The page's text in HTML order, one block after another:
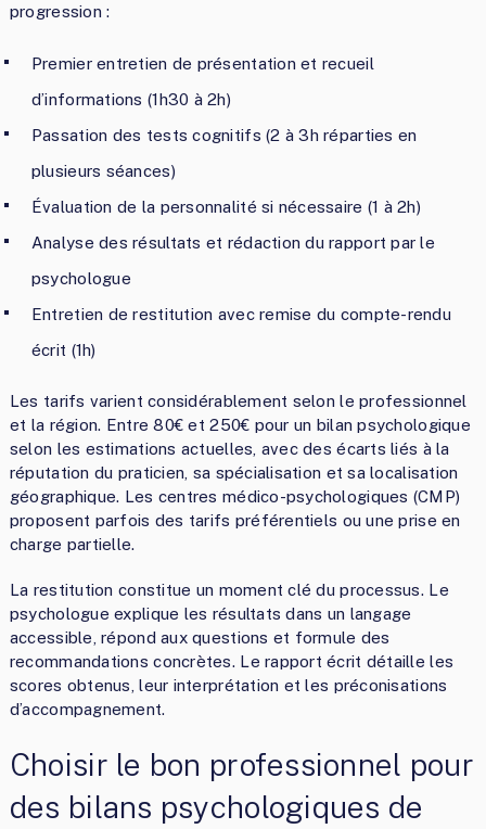
progression :
Premier entretien de présentation et recueil
d’informations (1h30 à 2h)
Passation des tests cognitifs (2 à 3h réparties en
plusieurs séances)
Évaluation de la personnalité si nécessaire (1 à 2h)
Analyse des résultats et rédaction du rapport par le
psychologue
Entretien de restitution avec remise du compte-rendu
écrit (1h)
Les tarifs varient considérablement selon le professionnel
et la région. Entre 80€ et 250€ pour un bilan psychologique
selon les estimations actuelles, avec des écarts liés à la
réputation du praticien, sa spécialisation et sa localisation
géographique. Les centres médico-psychologiques (CMP)
proposent parfois des tarifs préférentiels ou une prise en
charge partielle.
La restitution constitue un moment clé du processus. Le
psychologue explique les résultats dans un langage
accessible, répond aux questions et formule des
recommandations concrètes. Le rapport écrit détaille les
scores obtenus, leur interprétation et les préconisations
d’accompagnement.
Choisir le bon professionnel pour
des bilans psychologiques de